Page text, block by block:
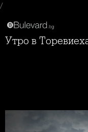
/
Утро в